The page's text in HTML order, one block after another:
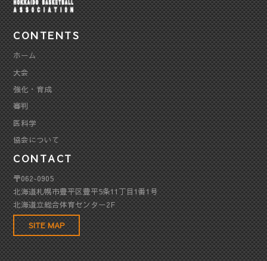
CONTENTS
ホーム
大会
強化・育成
審判
医科学
協会について
CONTACT
〒062-0905
北海道札幌市豊平区豊平5条11丁目1番1号
北海道立総合体育センター2F
SITE MAP